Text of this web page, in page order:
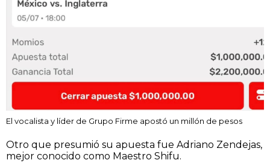
El vocalista y líder de Grupo Firme apostó un millón de pesos
Otro que presumió su apuesta fue Adriano Zendejas,
mejor conocido como Maestro Shifu.